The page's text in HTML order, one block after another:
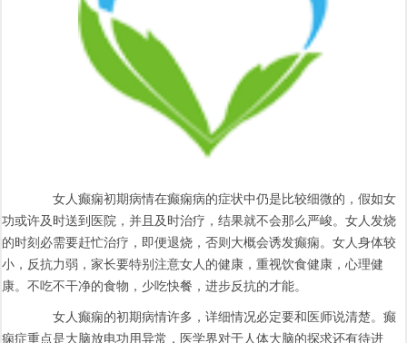
女人癫痫初期病情在癫痫病的症状中仍是比较细微的，假如女
功或许及时送到医院，并且及时治疗，结果就不会那么严峻。女人发烧
的时刻必需要赶忙治疗，即便退烧，否则大概会诱发癫痫。女人身体较
小，反抗力弱，家长要特别注意女人的健康，重视饮食健康，心理健
康。不吃不干净的食物，少吃快餐，进步反抗的才能。
女人癫痫的初期病情许多，详细情况必定要和医师说清楚。癫
痫症重点是大脑放电功用异常，医学界对于人体大脑的探求还有待进